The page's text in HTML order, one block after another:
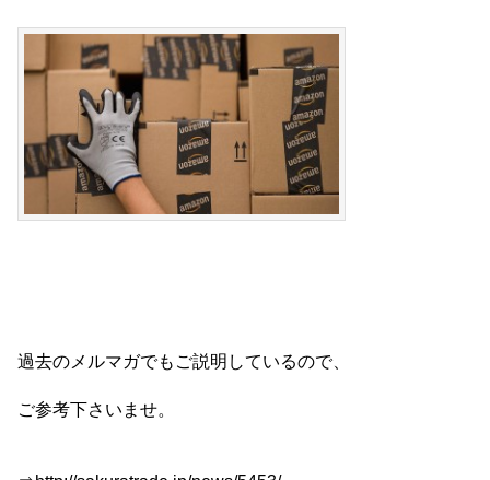
過去のメルマガでもご説明しているので、
ご参考下さいませ。